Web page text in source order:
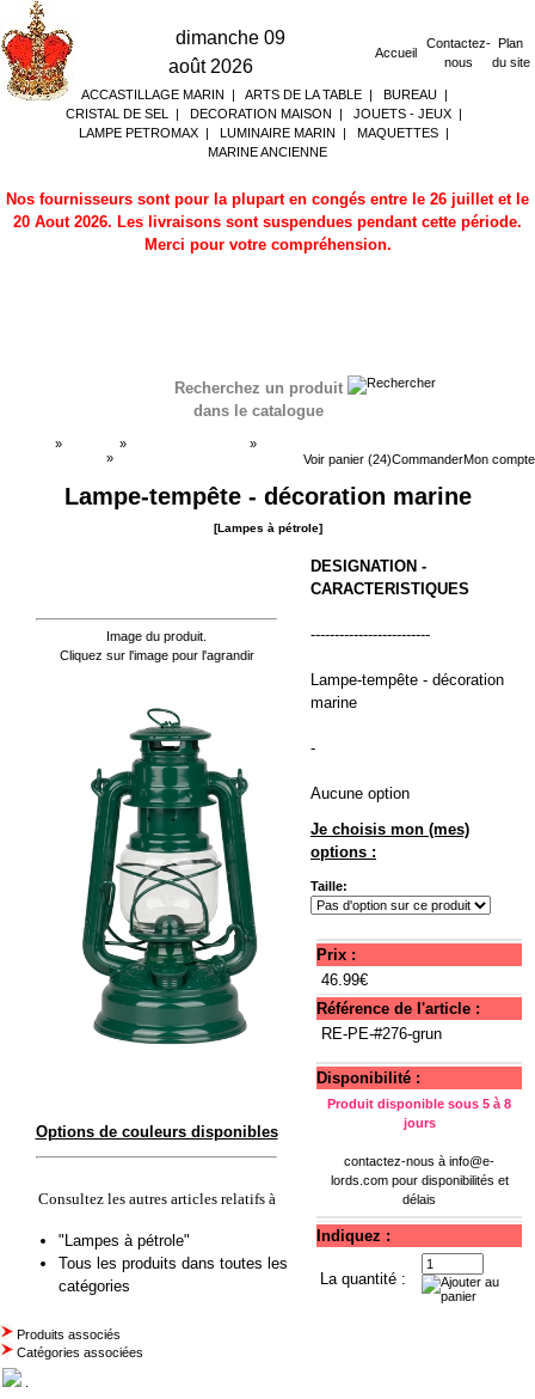
dimanche 09
août 2026
Accueil
Contactez-
nous
Plan
du site
ACCASTILLAGE MARIN | ARTS DE LA TABLE| BUREAU|
CRISTAL DE SEL
| DECORATION MAISON | JOUETS - JEUX |
LAMPE PETROMAX | LUMINAIRE MARIN | MAQUETTES |
MARINE ANCIENNE
Nos fournisseurs sont pour la plupart en congés entre le 26 juillet et le
20 Aout 2026. Les livraisons sont suspendues pendant cette période.
Merci pour votre compréhension.
Recherchez un produit
dans le catalogue
Voir panier (24)CommanderMon compte
» »
»
»
Lampe-tempête - décoration marine
[Lampes à pétrole]
Image du produit.
Cliquez sur l'image pour l'agrandir
Options de couleurs disponibles
Consultez les autres articles relatifs à
"Lampes à pétrole"
Tous les produits dans toutes les
catégories
DESIGNATION -
CARACTERISTIQUES
-------------------------
Lampe-tempête - décoration
marine
-
Aucune option
Je choisis mon (mes)
options :
Taille:
Prix :
46.99€
Référence de l'article :
RE-PE-#276-grun
Disponibilité :
Produit disponible sous 5 à 8
jours
contactez-nous à info@e-
lords.compour disponibilités et
délais
Indiquez :
La quantité :
Produits associés
Catégories associées